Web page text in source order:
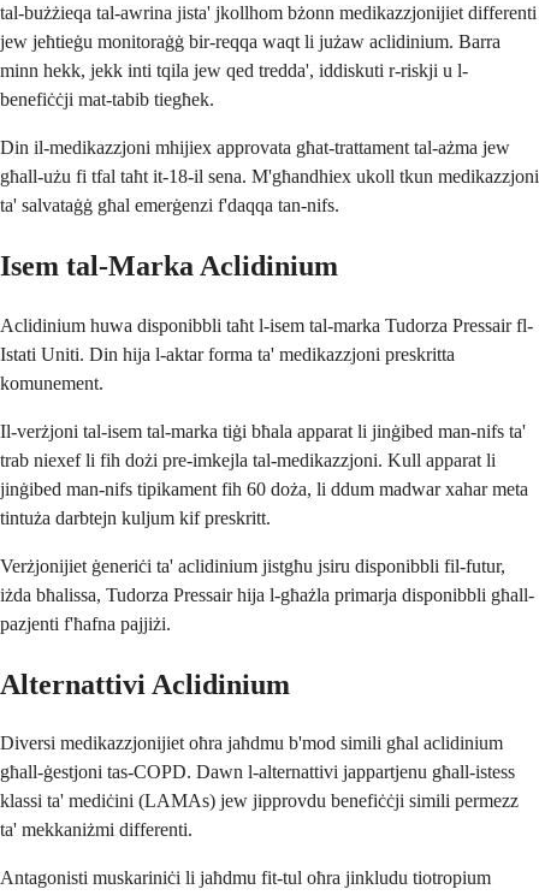
tal-bużżieqa tal-awrina jista' jkollhom bżonn medikazzjonijiet differenti
jew jeħtieġu monitoraġġ bir-reqqa waqt li jużaw aclidinium. Barra
minn hekk, jekk inti tqila jew qed tredda', iddiskuti r-riskji u l-
benefiċċji mat-tabib tiegħek.
Din il-medikazzjoni mhijiex approvata għat-trattament tal-ażma jew
għall-użu fi tfal taħt it-18-il sena. M'għandhiex ukoll tkun medikazzjoni
ta' salvataġġ għal emerġenzi f'daqqa tan-nifs.
Isem tal-Marka Aclidinium
Aclidinium huwa disponibbli taħt l-isem tal-marka Tudorza Pressair fl-
Istati Uniti. Din hija l-aktar forma ta' medikazzjoni preskritta
komunement.
Il-verżjoni tal-isem tal-marka tiġi bħala apparat li jinġibed man-nifs ta'
trab niexef li fih dożi pre-imkejla tal-medikazzjoni. Kull apparat li
jinġibed man-nifs tipikament fih 60 doża, li ddum madwar xahar meta
tintuża darbtejn kuljum kif preskritt.
Verżjonijiet ġeneriċi ta' aclidinium jistgħu jsiru disponibbli fil-futur,
iżda bħalissa, Tudorza Pressair hija l-għażla primarja disponibbli għall-
pazjenti f'ħafna pajjiżi.
Alternattivi Aclidinium
Diversi medikazzjonijiet oħra jaħdmu b'mod simili għal aclidinium
għall-ġestjoni tas-COPD. Dawn l-alternattivi jappartjenu għall-istess
klassi ta' mediċini (LAMAs) jew jipprovdu benefiċċji simili permezz
ta' mekkaniżmi differenti.
Antagonisti muskariniċi li jaħdmu fit-tul oħra jinkludu tiotropium